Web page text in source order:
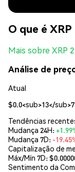
O que é
Mais sobre XRP
Análise de
Atual
$0.0<sub>13</
Tendências
Mudança 24H:
Mudança 7D: -
Capitalização de
Máx/Mín 7D: $
Sentimento da